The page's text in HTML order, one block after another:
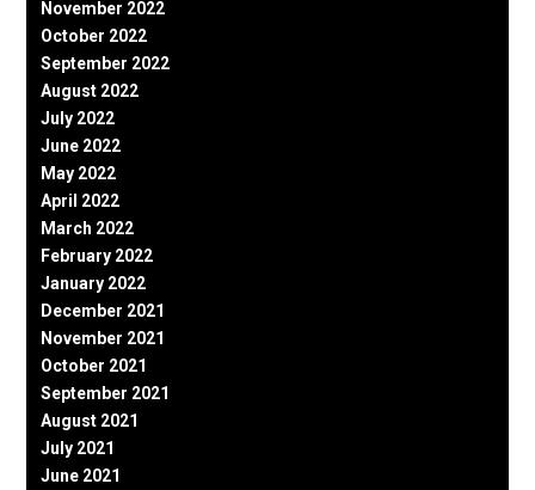
November 2022
October 2022
September 2022
August 2022
July 2022
June 2022
May 2022
April 2022
March 2022
February 2022
January 2022
December 2021
November 2021
October 2021
September 2021
August 2021
July 2021
June 2021